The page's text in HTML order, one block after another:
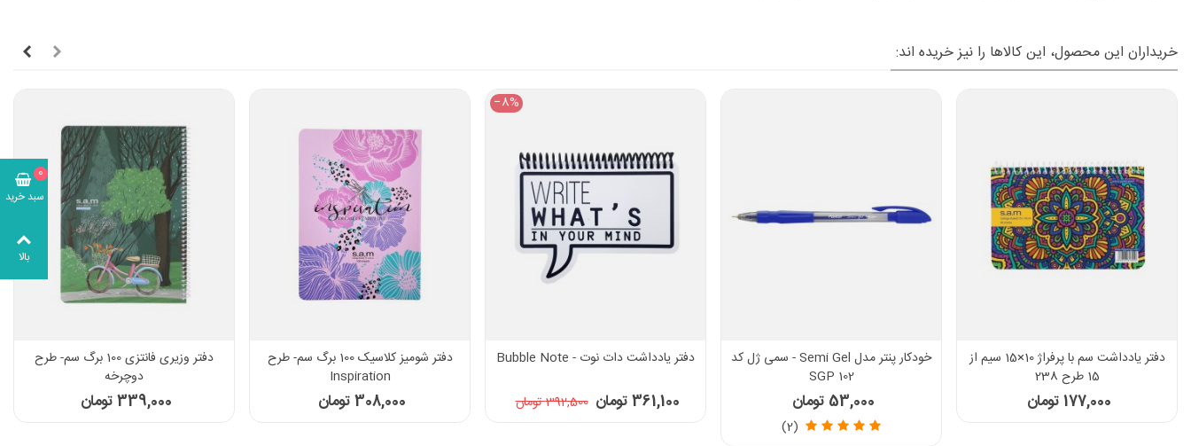
خریداران این محصول، این کالاها را نیز خریده اند:
دفتر یادداشت سم با پرفراژ 10×15 سیم از
15 طرح 238
177,000 تومان
خودکار پنتر مدل Semi Gel - سمی ژل کد
SGP 102
53,000 تومان
(2)
‎−8%
دفتر یادداشت دات نوت - Bubble Note
361,100 تومان 392,500 تومان
دفتر شومیز کلاسیک 100 برگ سم- طرح
Inspiration
308,000 تومان
دفتر وزیری فانتزی 100 برگ سم- طرح
دوچرخه
339,000 تومان
سبد خرید
0
بالا